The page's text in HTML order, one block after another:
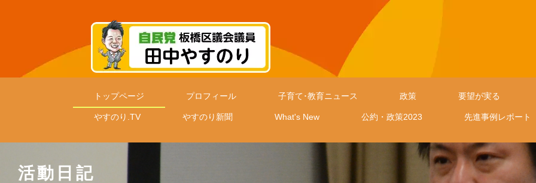
トップページ プロフィール 子育て･教育ニュース 政策 要望が実る
やすのり.TV やすのり新聞 What's New 公約・政策2023 先進事例レポート
活動日記